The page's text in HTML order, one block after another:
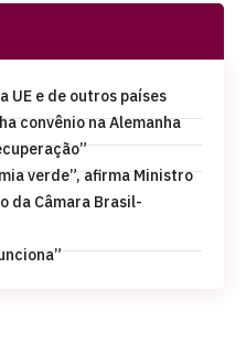
UE e de outros países
convênio na Alemanha
verde”, afirma Ministro
da Câmara Brasil-